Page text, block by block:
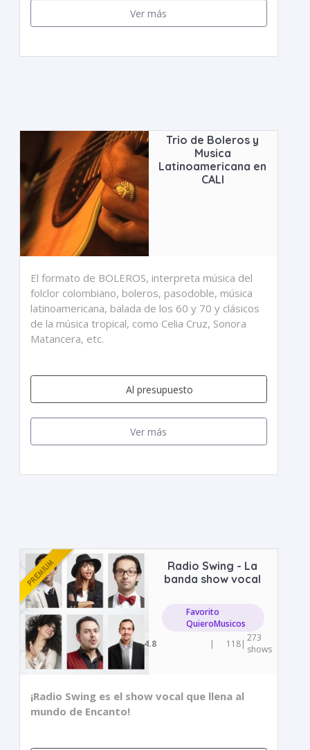
Ver más
Trio de Boleros y
Musica
Latinoamericana en
CALI
El formato de BOLEROS, interpreta música del
folclor colombiano, boleros, pasodoble, música
latinoamericana, balada de los 60 y 70 y clásicos
de la música tropical, como Celia Cruz, Sonora
Matancera, etc.
Al presupuesto
Ver más
Radio Swing - La
banda show vocal
Favorito
QuieroMusicos
4.8
| 118| 273
shows
¡Radio Swing es el show vocal que llena al
mundo de Encanto!